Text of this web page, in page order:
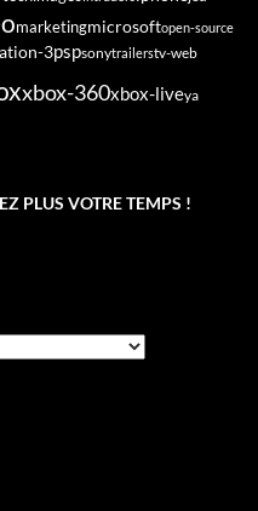
marketingmicrosoftopen-source
3pspsonytrailerstv-web
xbox-360xbox-liveya
PLUS VOTRE TEMPS !